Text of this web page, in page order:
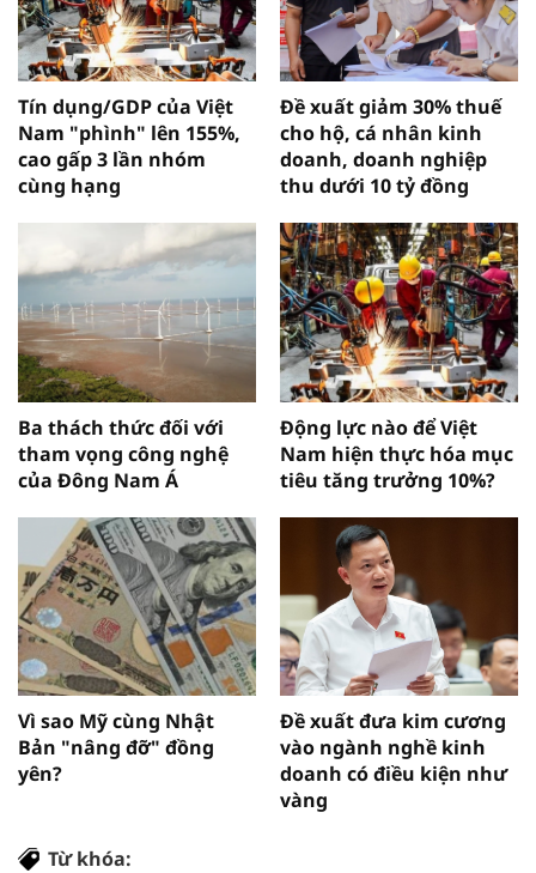
Tín dụng/GDP của Việt
Nam "phình" lên 155%,
cao gấp 3 lần nhóm
cùng hạng
Đề xuất giảm 30% thuế
cho hộ, cá nhân kinh
doanh, doanh nghiệp
thu dưới 10 tỷ đồng
Ba thách thức đối với
tham vọng công nghệ
của Đông Nam Á
Động lực nào để Việt
Nam hiện thực hóa mục
tiêu tăng trưởng 10%?
Vì sao Mỹ cùng Nhật
Bản "nâng đỡ" đồng
yên?
Đề xuất đưa kim cương
vào ngành nghề kinh
doanh có điều kiện như
vàng
Từ khóa: